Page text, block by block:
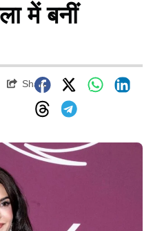
में बनीं
Share